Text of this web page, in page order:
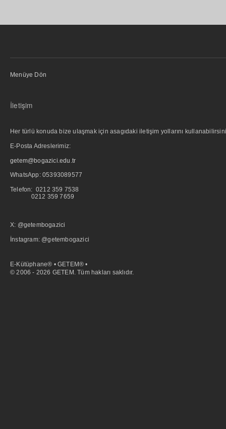
Menüye Dön
İletişim
Her türlü konuda bize ulaşmak için asagıdaki iletişim yollarını
E-Posta Adreslerimiz:
getem@bogazici.edu.tr
WhatsApp: 05393089577
Telefon: 0212 359 7538
0212 359 7659
X: @getembogazici
İnstagram: @getembogazici
E-Kütüphane® • GETEM® •
© 2006 - 2026 GETEM. Tüm hakları saklıdır.